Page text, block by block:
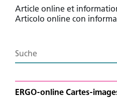
Article online et
Articolo online con
ERGO-online Cartes-